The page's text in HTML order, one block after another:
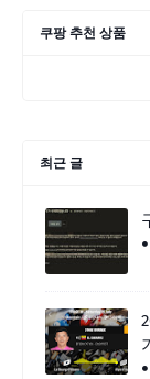
쿠팡 추천 상품
최근 글